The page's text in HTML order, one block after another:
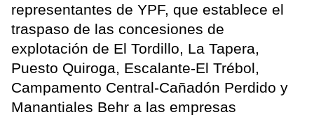
representantes de YPF, que establece el
traspaso de las concesiones de
explotación de El Tordillo, La Tapera,
Puesto Quiroga, Escalante-El Trébol,
Campamento Central-Cañadón Perdido y
Manantiales Behr a las empresas